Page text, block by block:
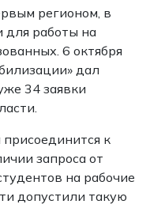
регионом, в
для работы на
6 октября
дал
34 заявки
присоединится к
запроса от
на рабочие
допустили такую